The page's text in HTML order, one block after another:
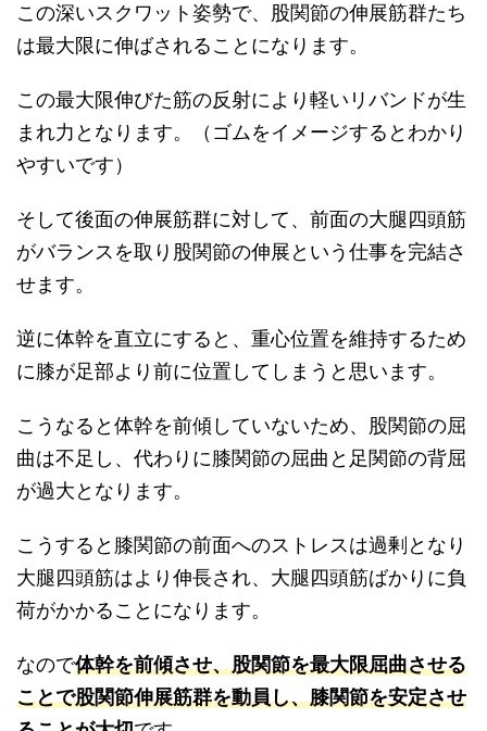
この深いスクワット姿勢で、股関節の伸展筋群たち
は最大限に伸ばされることになります。
この最大限伸びた筋の反射により軽いリバンドが生
まれ力となります。（ゴムをイメージするとわかり
やすいです）
そして後面の伸展筋群に対して、前面の大腿四頭筋
がバランスを取り股関節の伸展という仕事を完結さ
せます。
逆に体幹を直立にすると、重心位置を維持するため
に膝が足部より前に位置してしまうと思います。
こうなると体幹を前傾していないため、股関節の屈
曲は不足し、代わりに膝関節の屈曲と足関節の背屈
が過大となります。
こうすると膝関節の前面へのストレスは過剰となり
大腿四頭筋はより伸長され、大腿四頭筋ばかりに負
荷がかかることになります。
なので体幹を前傾させ、股関節を最大限屈曲させる
ことで股関節伸展筋群を動員し、膝関節を安定させ